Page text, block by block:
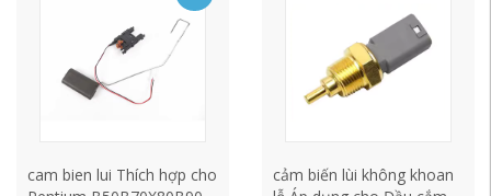
cam bien lui Thích hợp cho
cảm biến lùi không khoan